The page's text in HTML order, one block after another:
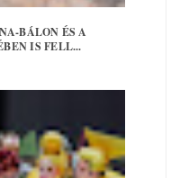
BÁLON ÉS A
IS FELL...